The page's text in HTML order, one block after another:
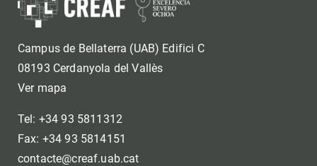
Campus de Bellaterra (UAB) Edifici C
08193 Cerdanyola del Vallès
Ver mapa
Tel: +34 93 5811312
Fax: +34 93 5814151
contacte@creaf.uab.cat